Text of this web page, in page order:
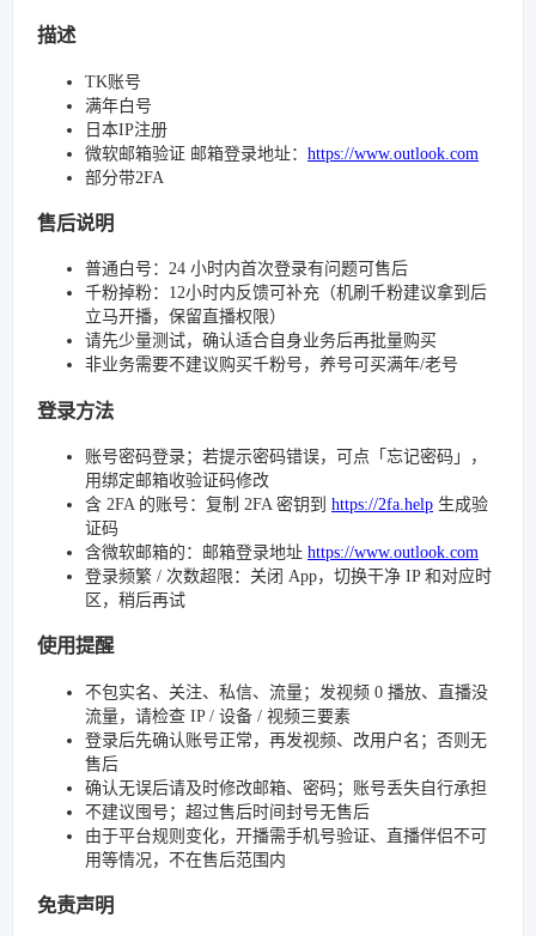
描述
TK账号
满年白号
日本IP注册
微软邮箱验证 邮箱登录地址： https://www.outlook.com
部分带2FA
售后说明
普通白号：24 小时内首次登录有问题可售后
千粉掉粉：12小时内反馈可补充（机刷千粉建议拿到后
立马开播，保留直播权限）
请先少量测试，确认适合自身业务后再批量购买
非业务需要不建议购买千粉号，养号可买满年/老号
登录方法
账号密码登录；若提示密码错误，可点「忘记密码」，
用绑定邮箱收验证码修改
含 2FA 的账号：复制 2FA 密钥到 https://2fa.help 生成验
证码
含微软邮箱的：邮箱登录地址 https://www.outlook.com
登录频繁 / 次数超限：关闭 App，切换干净 IP 和对应时
区，稍后再试
使用提醒
不包实名、关注、私信、流量；发视频 0 播放、直播没
流量，请检查 IP / 设备 / 视频三要素
登录后先确认账号正常，再发视频、改用户名；否则无
售后
确认无误后请及时修改邮箱、密码；账号丢失自行承担
不建议囤号；超过售后时间封号无售后
由于平台规则变化，开播需手机号验证、直播伴侣不可
用等情况，不在售后范围内
免责声明